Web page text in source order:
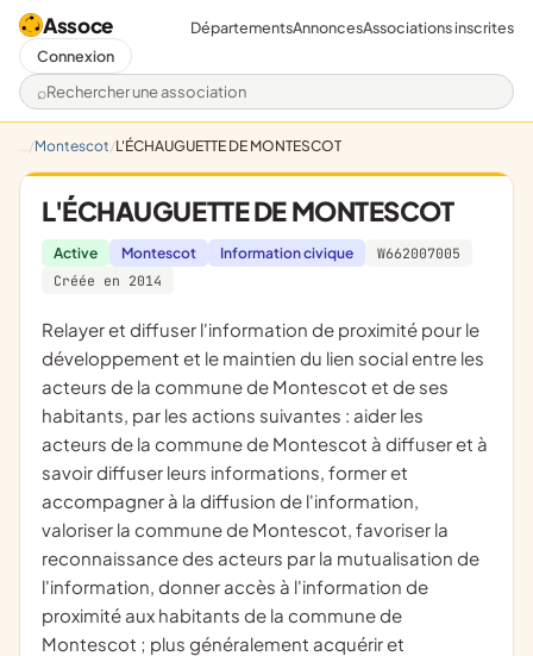
Assoce
Rechercher une association
DépartementsAnnoncesAssociations inscrites
Connexion
Montescot L'ÉCHAUGUETTE DE MONTESCOT
L'ÉCHAUGUETTE DE MONTESCOT
Active Montescot Information civique
W662007005
Créée en 2014
relayer et diffuser l'information de proximité pour le
développement et le maintien du lien social entre les
acteurs de la commune de Montescot et de ses
habitants, par les actions suivantes : aider les
acteurs de la commune de Montescot à diffuser et à
savoir diffuser leurs informations, former et
accompagner à la diffusion de l'information,
valoriser la commune de Montescot, favoriser la
reconnaissance des acteurs par la mutualisation de
l'information, donner accès à l'information de
proximité aux habitants de la commune de
Montescot ; plus généralement acquérir et